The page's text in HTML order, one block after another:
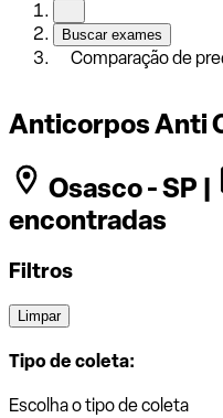
Buscar exames
Comparação de
Anticorpos Anti
Osasco - SP |
encontradas
Filtros
Limpar
Tipo de coleta:
Escolha o tipo de coleta